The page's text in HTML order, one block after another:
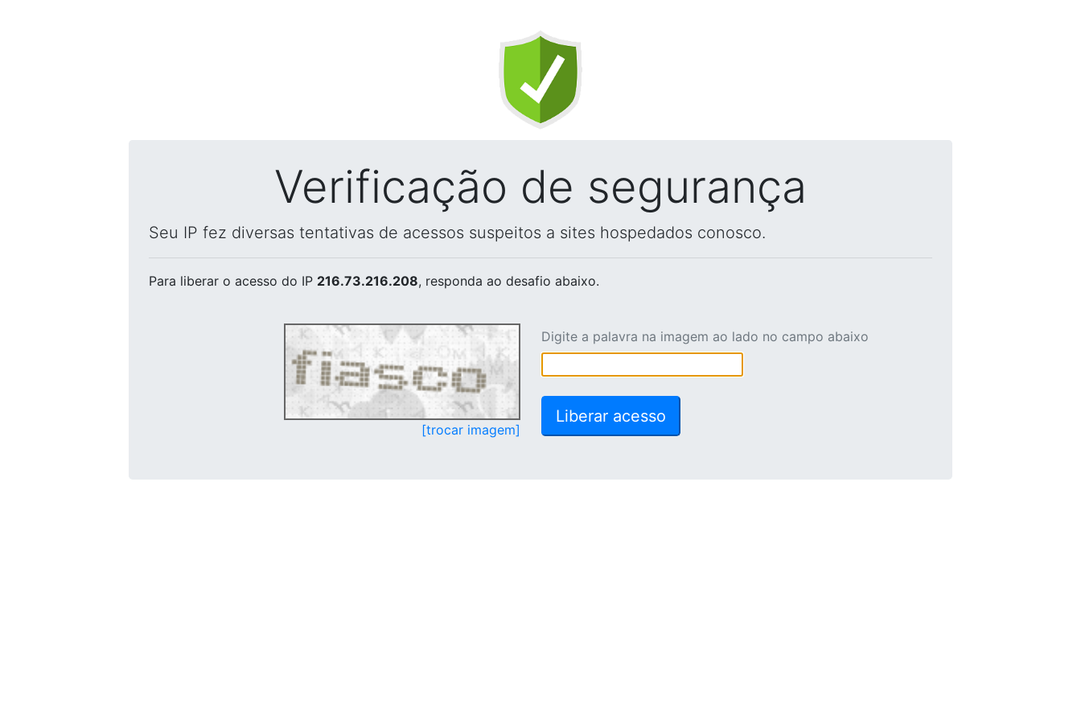
Verificação de segurança
Seu IP fez diversas tentativas de acessos suspeitos a sites hospedados conosco.
Para liberar o acesso do IP 216.73.216.208, responda ao desafio abaixo.
[trocar imagem]
Digite a palavra na imagem ao lado no campo abaixo